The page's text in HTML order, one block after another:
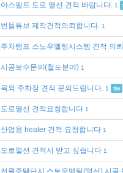
아스팔트 도로 열선 견적 바랍니다. 1
번들튜브 제작견적의뢰합니다. 1
주차램프 스노우멜팅시스템 견적 의
시공보수문의(철도분야) 1
옥외 주차장 견적 문의드립니다. 1 file
도로열선 견적요청합니다 1
산업용 heater 견적 요청합니다 1
도로열선 견적서 받고 싶습니다 1
전원주택단지 스토우멜팅(열선) 시공